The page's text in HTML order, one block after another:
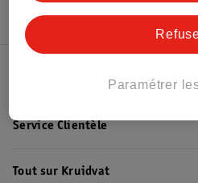
Service Clientèle
Tout sur Kruidvat
Paramétrer